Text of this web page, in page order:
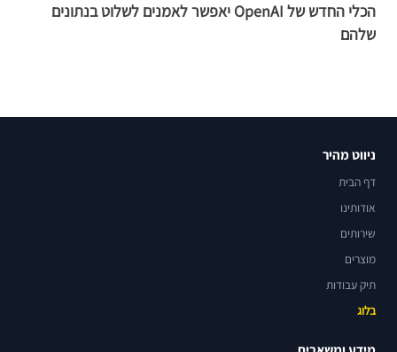
הכלי החדש של OpenAI יאפשר לאמנים לשלוט בנתונים
שלהם
ניווט מהיר
דף הבית
אודותינו
שירותים
מוצרים
תיק עבודות
בלוג